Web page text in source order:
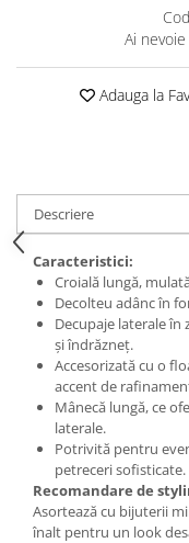
Ai
Adauga la
Descriere
Caracteristici:
Croială lungă,
Decolteu adânc în
Decupaje laterale în
și îndrăzneț.
Accesorizată cu o
accent de
Mânecă lungă, ce
laterale.
Potrivită pentru
petreceri sofisticate.
Recomandare de
Asortează cu bijuterii
înalt pentru un look